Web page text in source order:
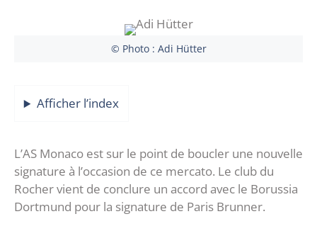
© Photo : Adi Hütter
Afficher l’index
L’AS Monaco est sur le point de boucler une nouvelle
signature à l’occasion de ce mercato. Le club du
Rocher vient de conclure un accord avec le Borussia
Dortmund pour la signature de Paris Brunner.